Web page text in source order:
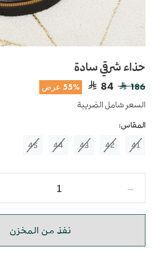
حذاء شرقي سادة
186
84 55% عرض
السعر شامل الضريبة
المقاس:
41
42
43
44
45
نفذ من المخزن